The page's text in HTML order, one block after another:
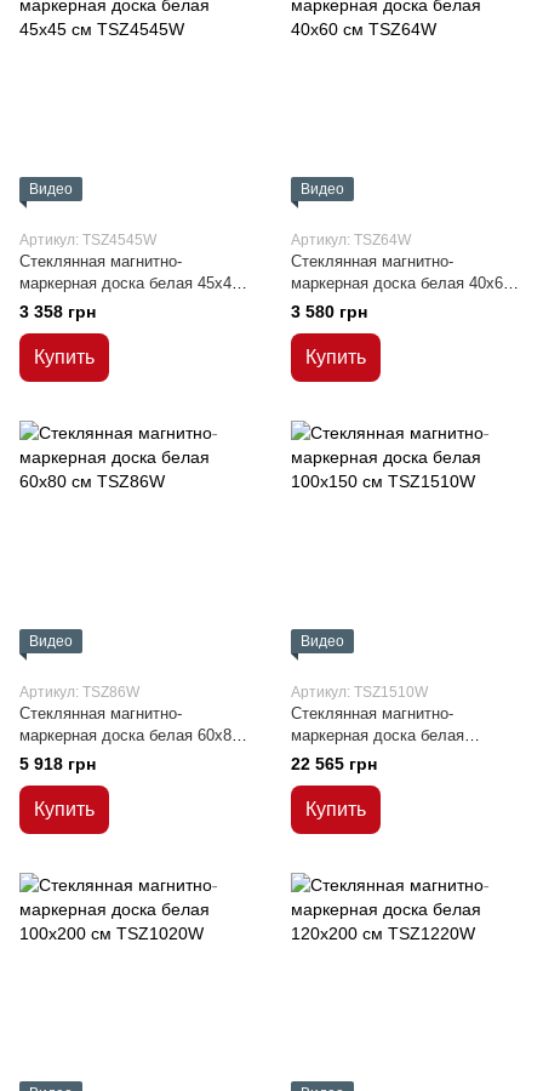
Видео
Артикул: TSZ4545W
Стеклянная магнитно-
маркерная доска белая 45x45
см
3 358 грн
Купить
Видео
Артикул: TSZ64W
Стеклянная магнитно-
маркерная доска белая 40x60
см
3 580 грн
Купить
Видео
Артикул: TSZ86W
Стеклянная магнитно-
маркерная доска белая 60x80
см
5 918 грн
Купить
Видео
Артикул: TSZ1510W
Стеклянная магнитно-
маркерная доска белая
100x150 см
22 565 грн
Купить